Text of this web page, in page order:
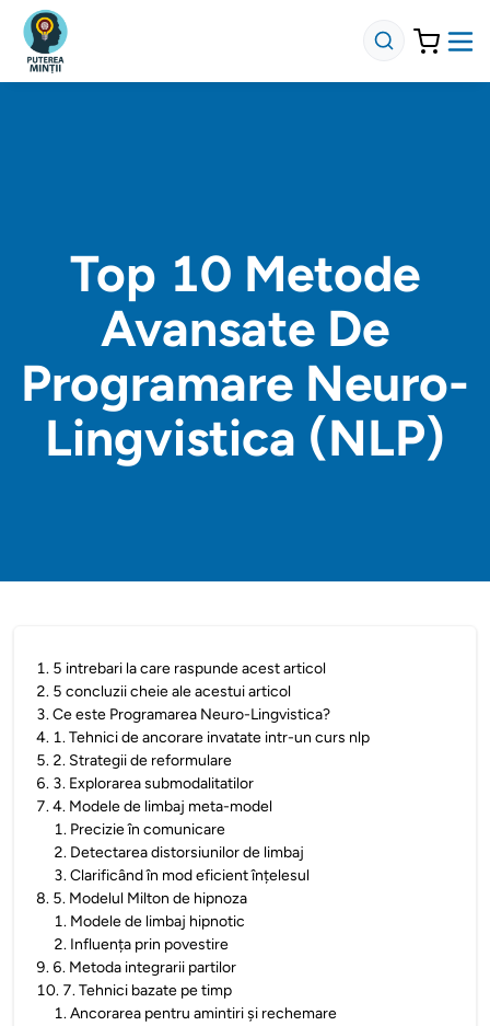
Top 10 Metode
Avansate De
Programare Neuro-
Lingvistica (NLP)
1. 5 intrebari la care raspunde acest articol
2. 5 concluzii cheie ale acestui articol
3.Ce este Programarea Neuro-Lingvistica?
4. 1. Tehnici de ancorare invatate intr-un curs nlp
5. 2. Strategii de reformulare
6. 3. Explorarea submodalitatilor
7.4. Modele de limbaj meta-model
1. Precizie în comunicare
2. Detectarea distorsiunilor de limbaj
3.Clarificând în mod eficient înțelesul
8. 5. Modelul Milton de hipnoza
1. Modele de limbaj hipnotic
2. Influența prin povestire
9. 6. Metoda integrarii partilor
10. 7. Tehnici bazate pe timp
1.Ancorarea pentru amintiri și rechemare